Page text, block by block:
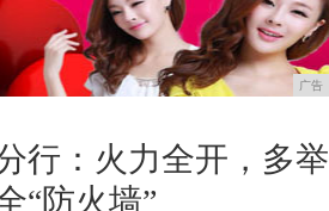
广告
行：火力全开，多举
“防火墙”